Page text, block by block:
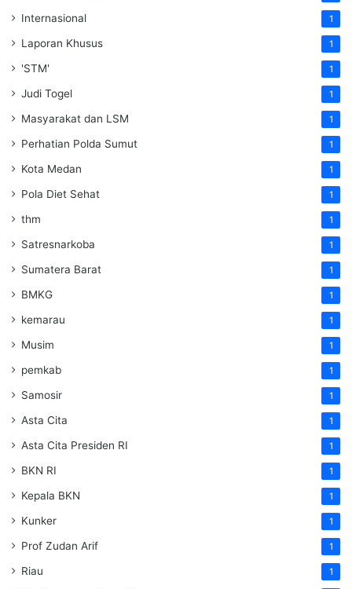
Internasional 1
Laporan Khusus 1
'STM' 1
Judi Togel 1
Masyarakat dan LSM 1
Perhatian Polda Sumut 1
Kota Medan 1
Pola Diet Sehat 1
thm 1
Satresnarkoba 1
Sumatera Barat 1
BMKG 1
kemarau 1
Musim 1
pemkab 1
Samosir 1
Asta Cita 1
Asta Cita Presiden RI 1
BKN RI 1
Kepala BKN 1
Kunker 1
Prof Zudan Arif 1
Riau 1